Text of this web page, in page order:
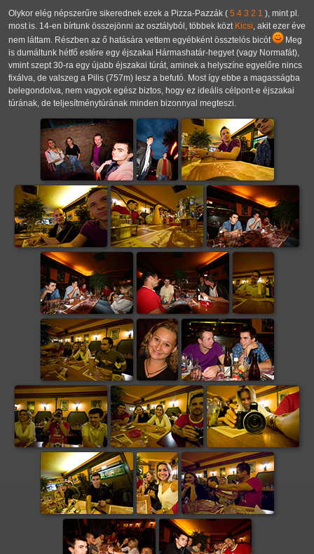
Olykor elég népszerűre sikerednek ezek a Pizza-Pazzák ( 5 4 3 2 1 ), mint pl.
most is. 14-en bírtunk összejönni az osztályból, többek közt Kicsi, akit ezer éve
nem láttam. Részben az ő hatására vettem egyébként össztelós bicót
Meg
is dumáltunk hétfő estére egy éjszakai Hármashatár-hegyet (vagy Normafát),
vmint szept 30-ra egy újabb éjszakai túrát, aminek a helyszíne egyelőre nincs
fixálva, de valszeg a Pilis (757m) lesz a befutó. Most így ebbe a magasságba
belegondolva, nem vagyok egész biztos, hogy ez ideális célpont-e éjszakai
túrának, de teljesítménytúrának minden bizonnyal megteszi.